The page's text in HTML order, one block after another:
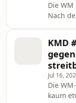
Die
Nach
Alex
Epoche
KMD
Jul 16,
Die
kaum